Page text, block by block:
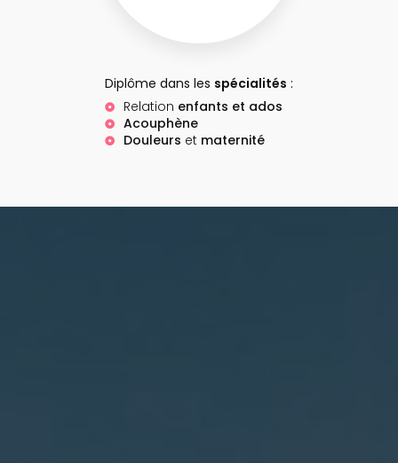
Diplôme dans les spécialités :
Relation enfants et ados
Acouphène
Douleurs et maternité